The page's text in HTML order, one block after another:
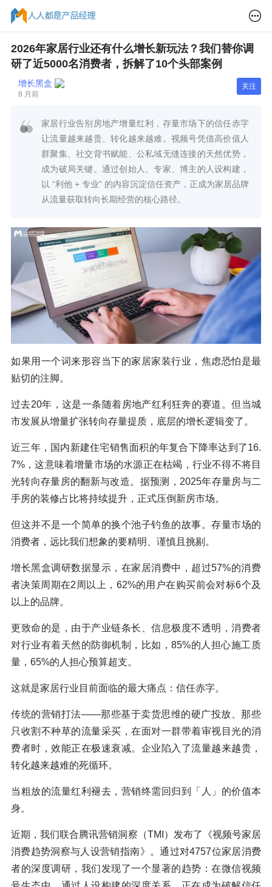
2026年家居行业还有什么增长新玩法？我们替你调
研了近5000名消费者，拆解了10个头部案例
增长黑盒
8 月前
关注
家居行业告别房地产增量红利，存量市场下的信任赤字
让流量越来越贵、转化越来越难。视频号凭借高价值人
群聚集、社交背书赋能、公私域无缝连接的天然优势，
成为破局关键。通过创始人、专家、博主的人设构建，
以 “利他 + 专业” 的内容沉淀信任资产，正成为家居品牌
从流量获取转向长期经营的核心路径。
如果用一个词来形容当下的家居家装行业，焦虑恐怕是最
贴切的注脚。
过去20年，这是一条随着房地产红利狂奔的赛道。但当城
市发展从增量扩张转向存量提质，底层的增长逻辑变了。
近三年，国内新建住宅销售面积的年复合下降率达到了16.
7%，这意味着增量市场的水源正在枯竭，行业不得不将目
光转向存量房的翻新与改造。据预测，2025年存量房与二
手房的装修占比将持续提升，正式压倒新房市场。
但这并不是一个简单的换个池子钓鱼的故事。存量市场的
消费者，远比我们想象的要精明、谨慎且挑剔。
增长黑盒调研数据显示，在家居消费中，超过57%的消费
者决策周期在2周以上，62%的用户在购买前会对标6个及
以上的品牌。
更致命的是，由于产业链条长、信息极度不透明，消费者
对行业有着天然的防御机制，比如，85%的人担心施工质
量，65%的人担心预算超支。
这就是家居行业目前面临的最大痛点：信任赤字。
传统的营销打法——那些基于卖货思维的硬广投放、那些
只收割不种草的流量采买，在面对一群带着审视目光的消
费者时，效能正在极速衰减。企业陷入了流量越来越贵，
转化越来越难的死循环。
当粗放的流量红利褪去，营销终需回归到「人」的价值本
身。
近期，我们联合腾讯营销洞察（TMI）发布了《视频号家居
消费趋势洞察与人设营销指南》。通过对4757位家居消费
者的深度调研，我们发现了一个显著的趋势：在微信视频